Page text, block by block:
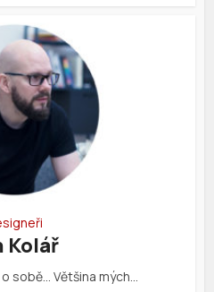
Kolář
sobě… Většina mých…